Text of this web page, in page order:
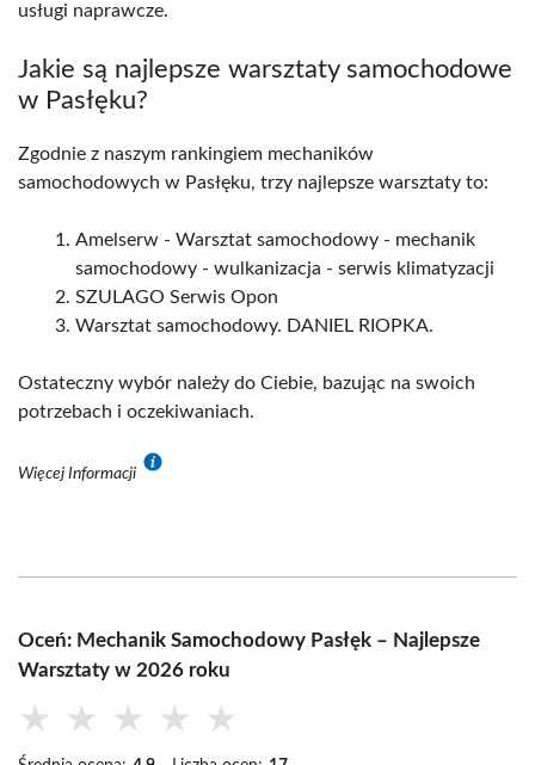
usługi naprawcze.
Jakie są najlepsze warsztaty samochodowe
w Pasłęku?
Zgodnie z naszym rankingiem mechaników
samochodowych w Pasłęku, trzy najlepsze warsztaty to:
Amelserw - Warsztat samochodowy - mechanik
samochodowy - wulkanizacja - serwis klimatyzacji
SZULAGO Serwis Opon
Warsztat samochodowy. DANIEL RIOPKA.
Ostateczny wybór należy do Ciebie, bazując na swoich
potrzebach i oczekiwaniach.
Więcej Informacji
Oceń: Mechanik Samochodowy Pasłęk – Najlepsze
Warsztaty w 2026 roku
★ ★ ★ ★ ★